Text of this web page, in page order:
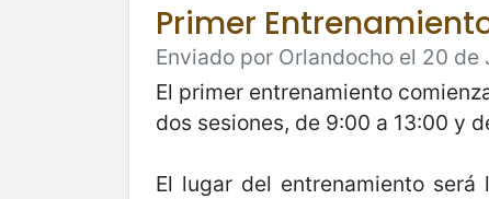
Primer
Enviado por Orlandocho el 20 de
El primer entrenamiento
dos sesiones, de 9:00 a 13:00 y
El lugar del entrenamiento